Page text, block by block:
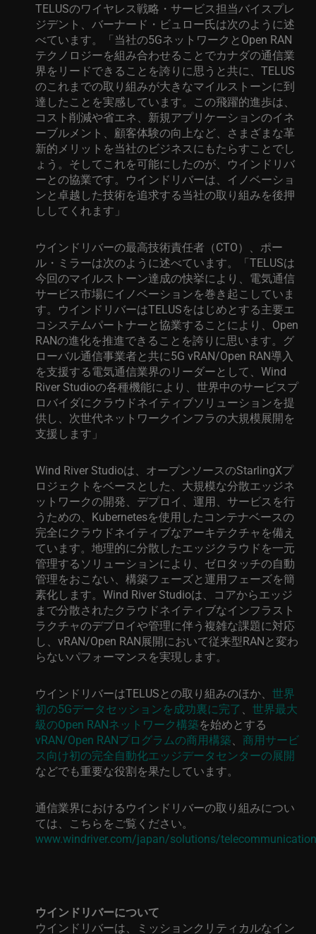
TELUSのワイヤレス戦略・サービス担当バイスプレ
ジデント、バーナード・ビュロー氏は次のように述
べています。「当社の5Gネットワークと Open RAN
テクノロジーを組み合わせることでカナダの通信業
界をリードできることを誇りに思うと共に、 TELUS
のこれまでの取り組みが大きなマイルストーンに到
達したことを実感しています。この飛躍的進歩は、
コスト削減や省エネ、新規アプリケーションのイネ
ーブルメント、顧客体験の向上など、さまざまな革
新的メリットを当社のビジネスにもたらすことでし
ょう。そしてこれを可能にしたのが、ウインドリバ
ーとの協業です。ウインドリバーは、イノベーショ
ンと卓越した技術を追求する当社の取り組みを後押
ししてくれます」
ウインドリバーの最高技術責任者（CTO）、ポー
ル・ミラーは次のように述べています。「TELUSは
今回のマイルストーン達成の快挙により、電気通信
サービス市場にイノベーションを巻き起こしていま
す。ウインドリバーはTELUSをはじめとする主要エ
コシステムパートナーと協業することにより、 Open
RANの進化を推進できることを誇りに思います。グ
ローバル通信事業者と共に5G vRAN/Open RAN導入
を支援する電気通信業界のリーダーとして、 Wind
River Studioの各種機能により、世界中のサービスプ
ロバイダにクラウドネイティブソリューションを提
供し、次世代ネットワークインフラの大規模展開を
支援します」
Wind River Studioは、オープンソースのStarlingXプ
ロジェクトをベースとした、大規模な分散エッジネ
ットワークの開発、デプロイ、運用、 サービスを行
うための
Kubernetesを使用したコンテナベースの
完全にクラウドネイティブなアーキテクチャを備え
ています。地理的に分散したエッジクラウドを一元
管理するソリューションにより、ゼロタッチの自動
管理をおこない、構築フェーズと運用フェーズを簡
素化します。 Wind River Studioは、コアからエッジ
まで分散されたクラウドネイティブなインフラスト
ラクチャのデプロイや管理に伴う複雑な課題に対応
し、 vRAN/Open RAN展開において従来型RANと変わ
らないパフォーマンスを実現します。
ウインドリバーはTELUSとの取り組みのほか、 世界
初の5Gデータセッションを成功裏に完了
世界最大
級のOpen RANネットワーク構築を始めとする
vRAN/Open RANプログラムの商用構築
商用サービ
ス向け初の完全自動化エッジデータセンターの展開
などでも重要な役割を果たしています。
通信業界におけるウインドリバーの取り組みについ
ては、こちらをご覧ください。
www.windriver.com/japan/solutions/
ウインドリバーについて
ウインドリバーは、ミッションクリティカルなイン